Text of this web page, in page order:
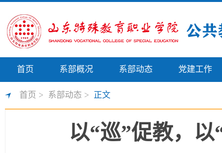
首页 系部概况 系部动态 党建工作
首页 > 系部动态 > 正文
以“巡”促教，